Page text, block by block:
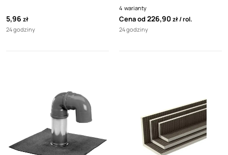
5,96 zł
24 godziny
4 warianty
Cena od226,90zł rol.
24 godziny